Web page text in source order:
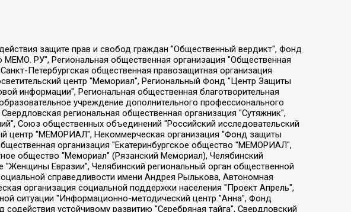
Алексеевич, Соловьева Елена Анатольевна, Сотников Даниил Владимирович, Сурначева Елизавета Дмитриевна, Автономная некоммерческая организация по защите прав человека и информированию населения "Якутия – Наше Мнение", Общество с ограниченной ответственностью "Москоу диджитал медиа", с 26.01.2023 Общество с ограниченной ответственностью "Чайка Белые сады", Ветошкина Валерия Валерьевна, Заговора Максим Александрович, Межрегиональное общественное движение "Российская ЛГБТ - сеть", Оленичев Максим Владимирович, Павлов Иван Юрьевич, Скворцова Елена Сергеевна, Общество с ограниченной ответственностью "Как бы инагент", Кочетков Игорь Викторович, Общество с ограниченной ответственностью "Честные выборы", Еланчик Олег Александрович, Общество с ограниченной ответственностью "Нобелевский призыв", Гималова Регина Эмилевна, Григорьев Андрей Валерьевич, Григорьева Алина Александровна, Ассоциация по содействию защите прав призывников, альтернативнослужащих и военнослужащих "Правозащитная группа "Гражданин.Армия.Право", Хисамова Регина Фаритовна, Автономная некоммерческая организация по реализации социально-правовых программ "Лилит", Дальневосточное общественное движение "Маяк", Санкт-Петербургская ЛГБТ-инициативная группа "Выход", Инициативная группа ЛГБТ+ "Реверс", Алексеев Андрей Викторович, Бекбулатова Таисия Львовна, Беляев Иван Михайлович, Владыкина Елена Сергеевна, Гельман Марат Александрович, Никульшина Вероника Юрьевна, Толоконникова Надежда Андреевна, Шендерович Виктор Анатольевич, Общество с ограниченной ответственностью "Данное сообщение", Общество с ограниченной ответственностью Издательский дом "Новая глава", Айнбиндер Александра Александровна, Московский комьюнити-центр для ЛГБТ+инициатив, Благотворительный фонд развития филантропии, Deutsche Welle (Германия, Kurt-Schumacher-Strasse 3, 53113 Bonn), Борзунова Мария Михайловна, Воробьев Виктор Викторович, Голубева Анна Львовна, Константинова Алла Михайловна, Малкова Ирина Владимировна, Мурадов Мурад Абдулгалимович, Осетинская Елизавета Николаевна, Понасенков Евгений Николаевич, Ганапольский Матвей Юрьевич, Киселев Евгений Алексеевич, Борухович Ирина Григорьевна, Дремин Иван Тимофеевич, Дубровский Дмитрий Викторович, Красноярская региональная общественная организация поддержки и развития альтернативных образовательных технологий и межкультурных коммуникаций "ИНТЕРРА", Маяковская Екатерина Алексеевна, Фейгин Марк Захарович, Филимонов Андрей Викторович, Дзугкоева Регина Николаевна, Доброхотов Роман Александрович, Дудь Юрий Александрович, Елкин Сергей Владимирович, Кругликов Кирилл Игоревич, Сабунаева Мария Леонидовна, Семенов Алексей Владимирович, Шаинян Карен Багратович, Шульман Екатерина Михайловна, Асафьев Артур Валерьевич, Вахштайн Виктор Семенович, Венедиктов Алексей Алексеевич, Лушникова Екатерина Евгеньевна, Волков Леонид Михайлович, Невзоров Александр Глебович, Пархоменко Сергей Борисович, Сироткин Ярослав Николаевич, Кара-Мурза Владимир Владимирович, Баранова Наталья Владимировна, Гозман Леонид Яковлевич, Кагарлицкий Борис Юльевич, Климарев Михаил Валерьевич, Милов Владимир Станиславович, Автономная некоммерческая организация Краснодарский центр современного искусства "Типография", Моргенштерн Алишер Тагирович, Соболь Любовь Эдуардовна, Общество с ограниченной ответственностью "ЛИЗА НОРМ", Каспаров Гарри Кимович, Ходорковский Михаил Борисович, Общество с ограниченной ответственностью "Апрельские тезисы", Данилович Ирина Брониславовна, Кашин Олег Владимирович, Петров Николай Владимирович, Пивоваров Алексей Владимирович, Соколов Михаил Владимирович, Цветкова Юлия Владимировна, Чичваркин Евгений Александрович, Комитет против пыток/Команда против пыток, Общество с ограниченной ответственностью "Первый научный", Общество с ограниченной ответственностью "Вертолет и ко", Белоцерковская Вероника Борисовна, Кац Максим Евгеньевич, Лазарева Татьяна Юрьевна, Шаведдинов Руслан Табризович, Яшин Илья Валерьевич, Общество с ограниченной ответственностью "Иноагент ААВ", Алешковский Дмитрий Петрович, Альбац Евгения Марковна, Быков Дмитрий Львович, Галямина Юлия Евгеньевна, Лойко Сергей Леонидович, Мартынов Кирилл Константинович, Медведев Сергей Александрович, Крашенинников Федор Геннадиевич, Гордеева Катерина Вл